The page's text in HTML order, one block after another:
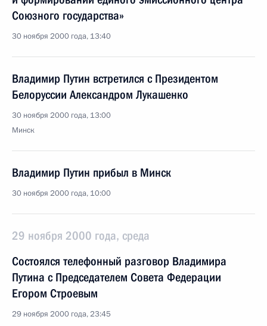
Союзного государства»
30 ноября 2000 года, 13:40
Владимир Путин встретился с Президентом
Белоруссии Александром Лукашенко
30 ноября 2000 года, 13:00
Минск
Владимир Путин прибыл в Минск
30 ноября 2000 года, 10:00
29 ноября 2000 года, среда
Состоялся телефонный разговор Владимира
Путина с Председателем Совета Федерации
Егором Строевым
29 ноября 2000 года, 23:45